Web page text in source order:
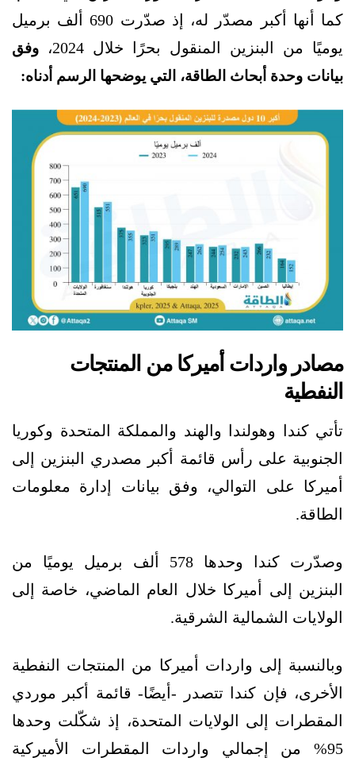
كما أنها أكبر مصدّر له، إذ صدّرت 690 ألف برميل
يوميًا من البنزين المنقول بحرًا خلال 2024،
وفق
بيانات وحدة أبحاث الطاقة، التي يوضحها الرسم أدناه:
مصادر واردات أميركا من المنتجات
النفطية
تأتي كندا وهولندا والهند والمملكة المتحدة وكوريا
الجنوبية على رأس قائمة أكبر مصدري البنزين إلى
أميركا على التوالي، وفق بيانات إدارة معلومات
الطاقة.
وصدّرت كندا وحدها 578 ألف برميل يوميًا من
البنزين إلى أميركا خلال العام الماضي، خاصة إلى
الولايات الشمالية الشرقية.
وبالنسبة إلى واردات أميركا من المنتجات النفطية
الأخرى، فإن كندا تتصدر -أيضًا- قائمة أكبر موردي
المقطرات إلى الولايات المتحدة، إذ شكّلت وحدها
95% من إجمالي واردات المقطرات الأميركية